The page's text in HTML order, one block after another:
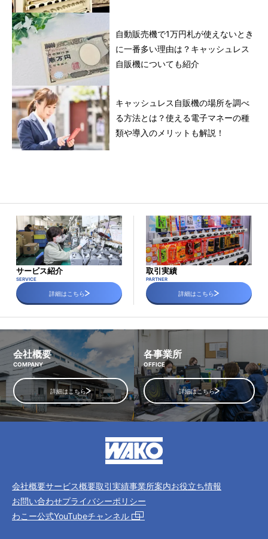
自動販売機で1万円札が使えないとき
に一番多い理由は？キャッシュレス
自販機についても紹介
キャッシュレス自販機の場所を調べ
る方法とは？使える電子マネーの種
類や導入のメリットも解説！
サービス紹介
SERVICE
詳細はこちら
取引実績
PARTNER
詳細はこちら
会社概要
COMPANY
詳細はこちら
各事業所
OFFICE
詳細はこちら
会社概要サービス概要取引実績事業所案内お役立ち情報
お問い合わせプライバシーポリシー
わこー公式YouTubeチャンネル